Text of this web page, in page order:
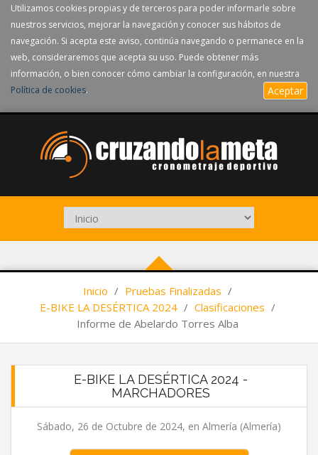
Utilizamos cookies propias y de terceros para poder informarle sobre
nuestros servicios, mejorar la navegación y conocer sus hábitos de
navegación. Si acepta este aviso, continúa navegando o permanece en la
web, consideraremos que acepta su uso. Puede obtener más
información, o bien conocer cómo cambiar la configuración, en nuestra
Política de cookies. Aceptar
Inicio / Pruebas Finalizadas /
E-BIKE LA DESÉRTICA 2024 / Clasificaciones /
Informe de Abelardo Torres Alba
E-BIKE LA DESÉRTICA 2024 -
MARCHADORES
Sábado, 26 de Octubre de 2024, en Almería (Almería)